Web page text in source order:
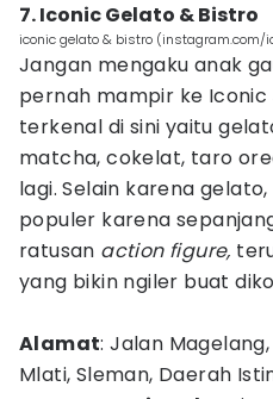
7. Iconic Gelato & Bistro
iconic gelato & bistro (instagram.com/
Jangan mengaku anak
pernah mampir ke Iconic
terkenal di sini yaitu
matcha, cokelat, taro
lagi. Selain karena
populer karena
ratusan action figure,
yang bikin ngiler buat
Alamat: Jalan
Mlati, Sleman, Daerah